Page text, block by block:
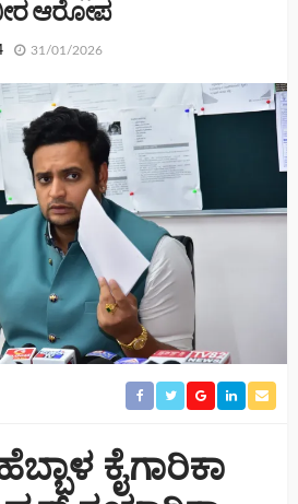
ಆರೋಪ
31/01/2026
ಕೈಗಾರಿಕಾ